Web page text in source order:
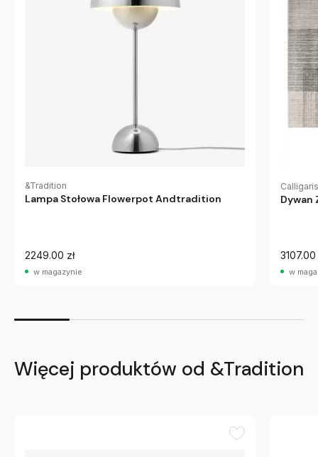
&Tradition
Lampa Stołowa Flowerpot Andtradition
2249.00 zł
w magazynie
Calligaris
Dywan
3107.00
w
Więcej produktów od &Tradition